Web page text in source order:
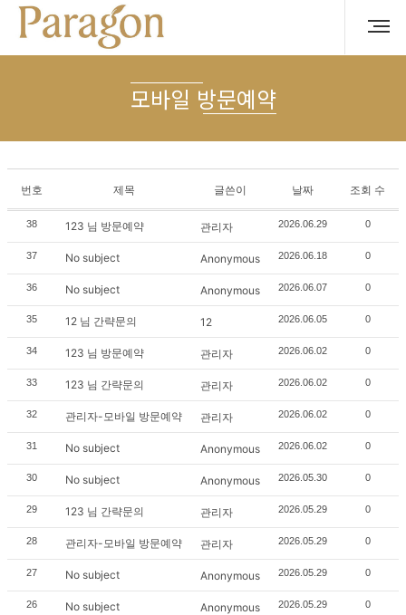
모바일 방문예약
번호 제목 글쓴이 날짜 조회 수
38 123 님 방문예약 관리자 2026.06.29 0
37 No subject Anonymous 2026.06.18 0
36 No subject Anonymous 2026.06.07 0
35 12 님 간략문의 12 2026.06.05 0
34 123 님 방문예약 관리자 2026.06.02 0
33 123 님 간략문의 관리자 2026.06.02 0
32 관리자-모바일 방문예약 관리자 2026.06.02 0
31 No subject Anonymous 2026.06.02 0
30 No subject Anonymous 2026.05.30 0
29 123 님 간략문의 관리자 2026.05.29 0
28 관리자-모바일 방문예약 관리자 2026.05.29 0
27 No subject Anonymous 2026.05.29 0
26 No subject Anonymous 2026.05.29 0